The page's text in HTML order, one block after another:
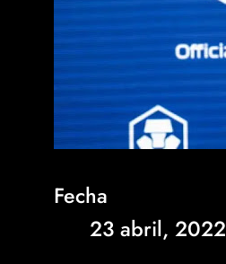
Fecha
23 abril, 2022